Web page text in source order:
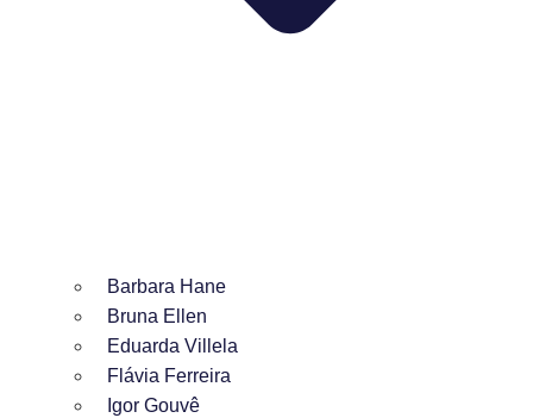
Barbara Hane
Bruna Ellen
Eduarda Villela
Flávia Ferreira
Igor Gouvê